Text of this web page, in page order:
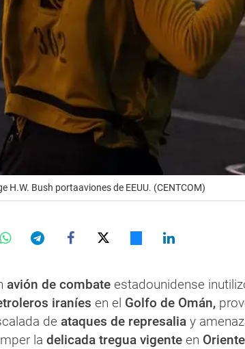
H.W. Bush portaaviones de EEUU. (CENTCOM)
avión de combate estadounidense
iraníes en el Golfo de Omán,
de ataques de represalia y
la delicada tregua vigente en